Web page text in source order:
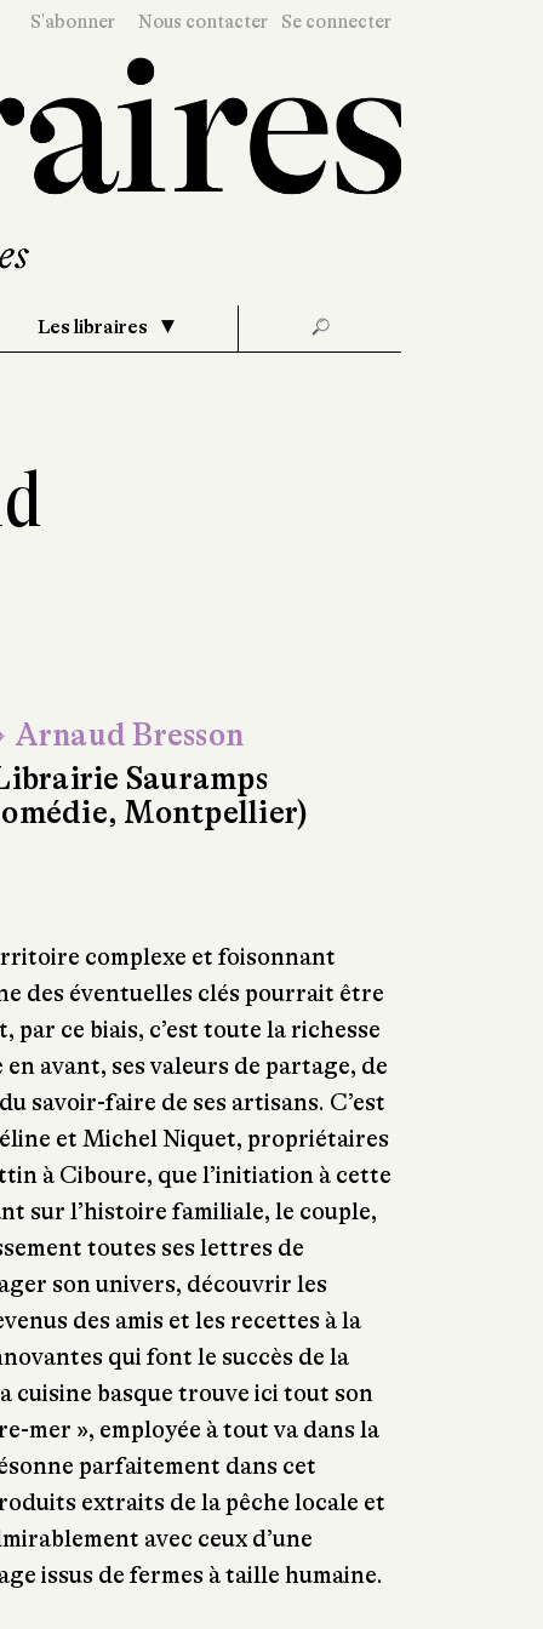
S'abonner Nous contacter Se connecter
Les libraires 🔎
Bresson
Sauramps
Montpellier)
complexe et foisonnant
des éventuelles clés pourrait être
par ce biais, c’est toute la richesse
avant, ses valeurs de partage, de
savoir-faire de ses artisans. C’est
et Michel Niquet, propriétaires
à Ciboure, que l’initiation à cette
sur l’histoire familiale, le couple,
toutes ses lettres de
son univers, découvrir les
des amis et les recettes à la
qui font le succès de la
cuisine basque trouve ici tout son
mer », employée à tout va dans la
parfaitement dans cet
extraits de la pêche locale et
avec ceux d’une
issus de fermes à taille humaine.